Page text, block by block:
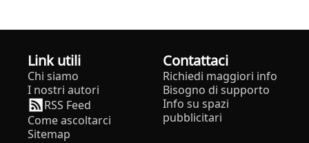
Link utili
Chi siamo
I nostri autori
RSS Feed
Come ascoltarci
Sitemap
Contattaci
Richiedi maggiori info
Bisogno di supporto
Info su spazi
pubblicitari